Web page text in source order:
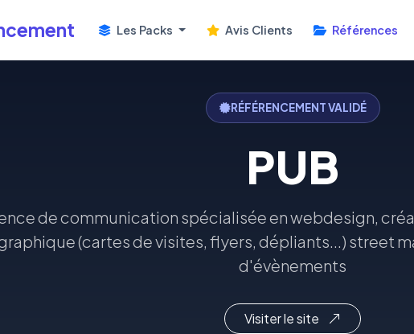
Les Packs Avis Clients Références
RÉFÉRENCEMENT VALIDÉ
PUB
de communication spécialisée en webdesign,
(cartes de visites, flyers, dépliants...) street
d'évènements
Visiter le site